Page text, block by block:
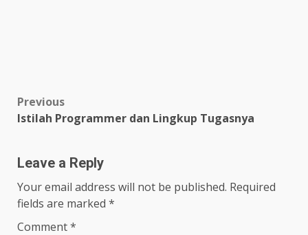
Post
navigation
Previous
Istilah Programmer dan Lingkup Tugasnya
Leave a Reply
Your email address will not be published. Required
fields are marked *
Comment*